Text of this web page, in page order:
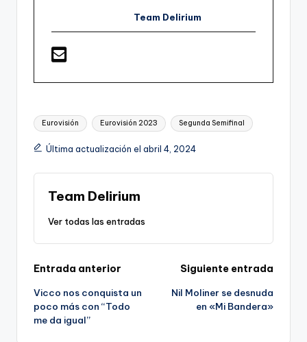
Team Delirium
Etiquetas:
Eurovisión Eurovisión 2023 Segunda Semifinal
Última actualización el abril 4, 2024
Team Delirium
Ver todas las entradas
Navegación
de
entradas
Entrada anterior
Vicco nos conquista un
poco más con “Todo
me da igual”
Siguiente entrada
Nil Moliner se desnuda
en «Mi Bandera»